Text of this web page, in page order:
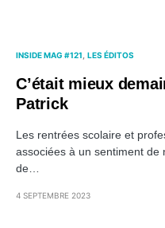
INSIDE MAG #121 LES ÉDITOS
C’était mieux
Patrick
Les rentrées scolaire et
associées à un sentiment de
de…
4 SEPTEMBRE 2023